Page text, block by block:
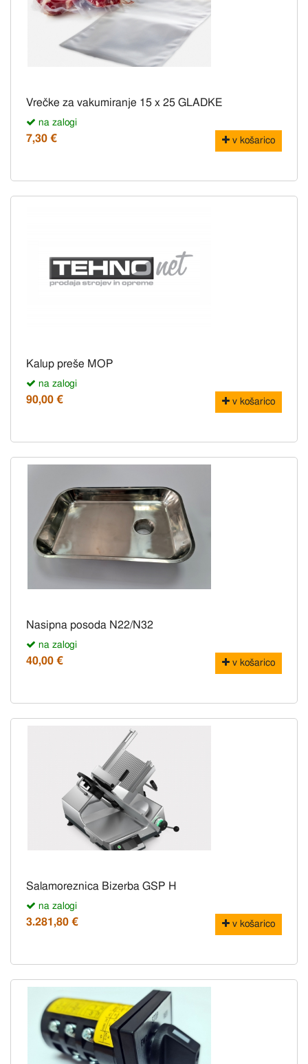
Vrečke za vakumiranje 15 x 25 GLADKE
na zalogi
7,30 € v košarico
Kalup preše MOP
na zalogi
90,00 € v košarico
Nasipna posoda N22/N32
na zalogi
40,00 € v košarico
Salamoreznica Bizerba GSP H
na zalogi
3.281,80 € v košarico